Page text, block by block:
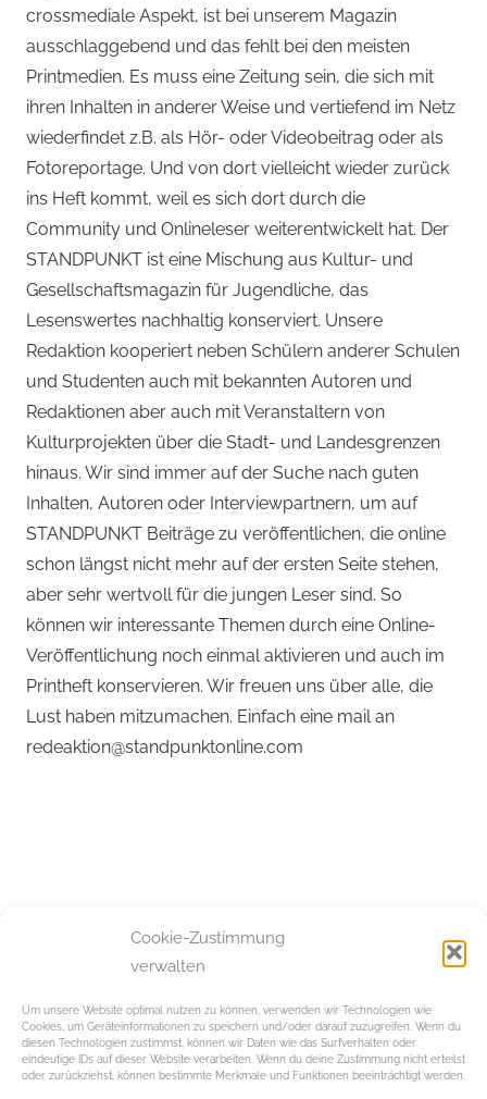
Cookie-Zustimmung
verwalten
Um unsere Website optimal nutzen zu können, verwenden wir Technologien wie
Cookies, um Geräteinformationen zu speichern und/oder darauf zuzugreifen. Wenn du
diesen Technologien zustimmst, können wir Daten wie das Surfverhalten oder
eindeutige IDs auf dieser Website verarbeiten. Wenn du deine Zustimmung nicht erteilst
oder zurückziehst, können bestimmte Merkmale und Funktionen beeinträchtigt werden.
crossmediale Aspekt, ist bei unserem Magazin
ausschlaggebend und das fehlt bei den meisten
Printmedien. Es muss eine Zeitung sein, die sich mit
ihren Inhalten in anderer Weise und vertiefend im Netz
wiederfindet z.B. als Hör- oder Videobeitrag oder als
Fotoreportage. Und von dort vielleicht wieder zurück
ins Heft kommt, weil es sich dort durch die
Community und Onlineleser weiterentwickelt hat. Der
STANDPUNKT ist eine Mischung aus Kultur- und
Gesellschaftsmagazin für Jugendliche, das
Lesenswertes nachhaltig konserviert. Unsere
Redaktion kooperiert neben Schülern anderer Schulen
und Studenten auch mit bekannten Autoren und
Redaktionen aber auch mit Veranstaltern von
Kulturprojekten über die Stadt- und Landesgrenzen
hinaus. Wir sind immer auf der Suche nach guten
Inhalten, Autoren oder Interviewpartnern, um auf
STANDPUNKT Beiträge zu veröffentlichen, die online
schon längst nicht mehr auf der ersten Seite stehen,
aber sehr wertvoll für die jungen Leser sind. So
können wir interessante Themen durch eine Online-
Veröffentlichung noch einmal aktivieren und auch im
Printheft konservieren. Wir freuen uns über alle, die
Lust haben mitzumachen. Einfach eine mail an
redeaktion@standpunktonline.com
Schlagwörter:
Whats
App
Messenger
Beitragsnavigation
Vorheriger Beitrag
Backstage & Onstage
beim Potpourri
Jetzt wird’s gläsern